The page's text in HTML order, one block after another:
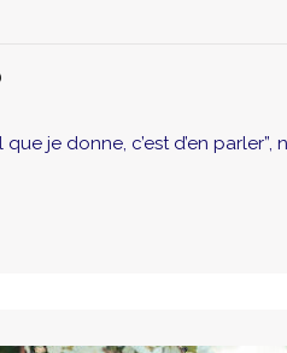
je donne, c’est d’en parler”,